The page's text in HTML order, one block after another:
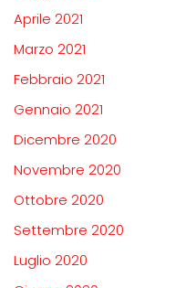
Aprile 2021
Marzo 2021
Febbraio 2021
Gennaio 2021
Dicembre 2020
Novembre 2020
Ottobre 2020
Settembre 2020
Luglio 2020